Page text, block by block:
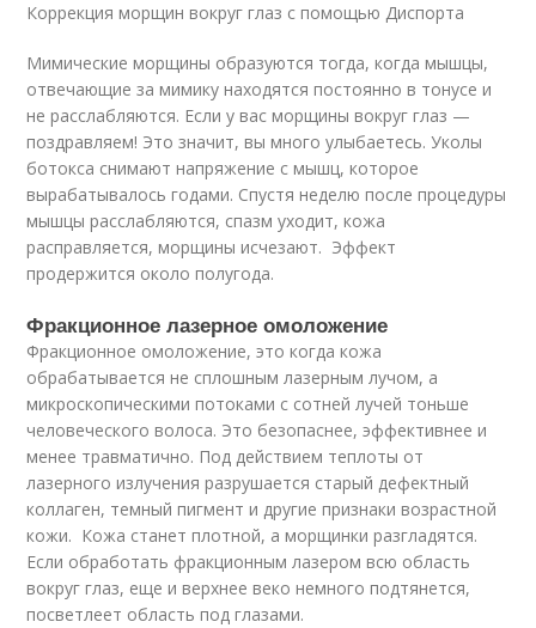
Коррекция морщин вокруг глаз с помощью Диспорта
Мимические морщины образуются тогда, когда мышцы,
отвечающие за мимику находятся постоянно в тонусе и
не расслабляются. Если у вас морщины вокруг глаз —
поздравляем! Это значит, вы много улыбаетесь. Уколы
ботокса снимают напряжение с мышц, которое
вырабатывалось годами. Спустя неделю после процедуры
мышцы расслабляются, спазм уходит, кожа
расправляется, морщины исчезают. Эффект
продержится около полугода.
Фракционное лазерное омоложение
Фракционное омоложение, это когда кожа
обрабатывается не сплошным лазерным лучом, а
микроскопическими потоками с сотней лучей тоньше
человеческого волоса. Это безопаснее, эффективнее и
менее травматично. Под действием теплоты от
лазерного излучения разрушается старый дефектный
коллаген, темный пигмент и другие признаки возрастной
кожи. Кожа станет плотной, а морщинки разгладятся.
Если обработать фракционным лазером всю область
вокруг глаз, еще и верхнее веко немного подтянется,
посветлеет область под глазами.